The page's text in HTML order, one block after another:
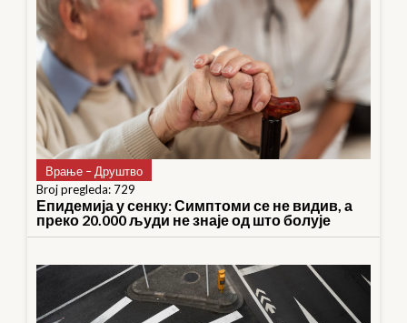
Врање – Друштво
Broj pregleda: 729
Епидемија у сенку: Симптоми се не видив, а
преко 20.000 људи не знаје од што болује